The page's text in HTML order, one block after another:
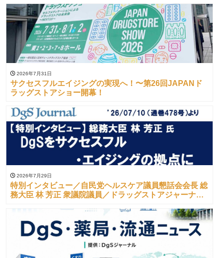
2026年7月31日
サクセスフルエイジングの実現へ！〜第26回JAPANド
ラッグストアショー開幕！
2026年7月29日
特別インタビュー／自民党ヘルスケア議員懇話会会長 総
務大臣 林 芳正 衆議院議員／ドラッグストアジャーナル